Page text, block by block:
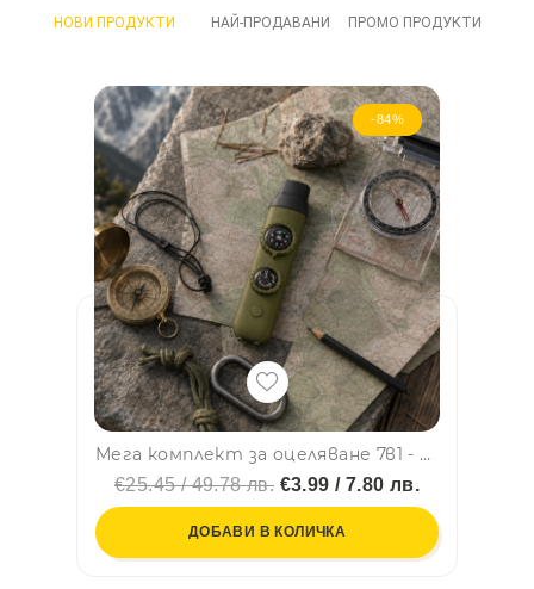
НОВИ ПРОДУКТИ НАЙ-ПРОДАВАНИ ПРОМО ПРОДУКТИ
-84%
Мега комплект за оцеляване 7в1 - компас, свирка, фенерче, термометър, лупа, сигнално огледало, скрито отделение - GREEN
€25.45 / 49.78 лв. €3.99 / 7.80 лв.
ДОБАВИ В КОЛИЧКА